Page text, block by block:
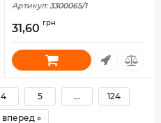
Артикул: 3300065/1
31,60 грн
4 5 ... 124
вперед »